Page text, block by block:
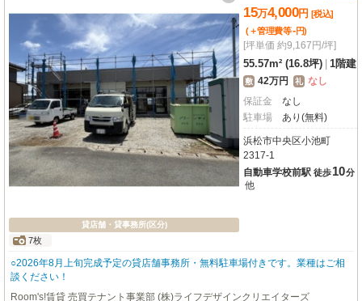
貸店舗・貸事務所(区分)
7枚
15万4,000円 [税込]
(＋管理費等-円)
[坪単価 約9,167円/坪]
55.57m² (16.8坪) 1階建
敷 42万円 礼 なし
保証金
なし
駐車場
あり(無料)
浜松市中央区小池町
2317-1
自動車学校前駅 徒歩10分
他
○2026年8月上旬完成予定の貸店舗事務所・無料駐車場付きです。業種はご相
談ください！
Room's!賃貸 売買テナント事業部 (株)ライフデザインクリエイターズ